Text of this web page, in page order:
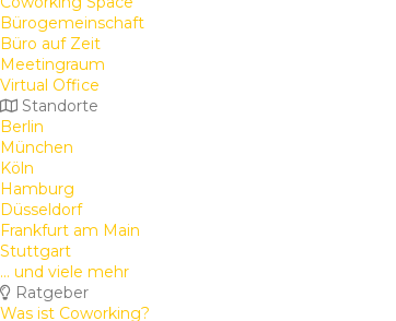
Bürogemeinschaft
Büro auf Zeit
Meetingraum
Virtual Office
Standorte
Berlin
München
Köln
Hamburg
Düsseldorf
Frankfurt am Main
Stuttgart
... und viele mehr
Ratgeber
Was ist Coworking?